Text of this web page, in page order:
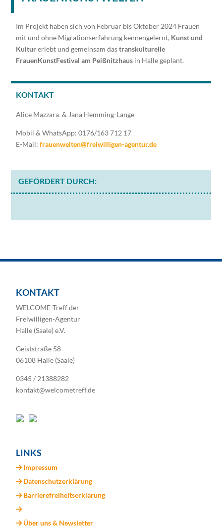
Im Projekt haben sich von Februar bis Oktober 2024 Frauen
mit und ohne Migrationserfahrung kennengelernt, Kunst und
Kulturerlebt und gemeinsam dastranskulturelle
FrauenKunstFestival am Peißnitzhaus in Halle geplant.
KONTAKT
Alice Mazzara & Jana Hemming-Lange
Mobil & WhatsApp: 0176/163 712 17
E-Mail:frauenwelten@freiwilligen-agentur.de
GEFÖRDERT DURCH:
KONTAKT
WELCOME-Treff der
Freiwilligen-Agentur
Halle (Saale) e.V.
Geiststraße 58
06108 Halle (Saale)
0345 / 21388282
kontakt@welcometreff.de
LINKS
Impressum
Datenschutzerklärung
Barrierefreiheitserklärung
Über uns & Newsletter